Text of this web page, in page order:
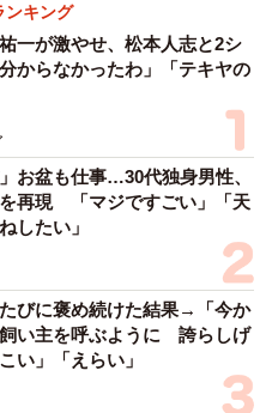
ンキング
一が激やせ、松本人志と2シ
からなかったわ」「テキヤの
お盆も仕事…30代独身男性、
再現 「マジですごい」「天
したい」
びに褒め続けた結果→「今か
い主を呼ぶように 誇らしげ
い」「えらい」